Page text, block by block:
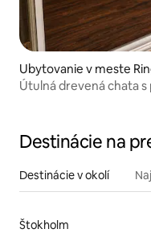
Ubytovanie v meste
Útulná drevená chata
Destinácie na
Destinácie v okolí
Štokholm